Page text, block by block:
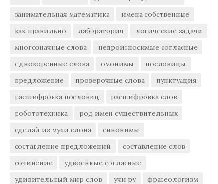
занимательная математика
имена собственные
как правильно
лаборатория
логические задачи
многозначные слова
непроизносимые согласные
однокоренные слова
омонимы
пословицы
предложение
проверочные слова
пунктуация
расшифровка пословиц
расшифровка слов
робототехника
род имен существительных
сделай из мухи слона
синонимы
составление предложений
составление слов
сочинение
удвоенные согласные
удивительный мир слов
учи ру
фразеологизм